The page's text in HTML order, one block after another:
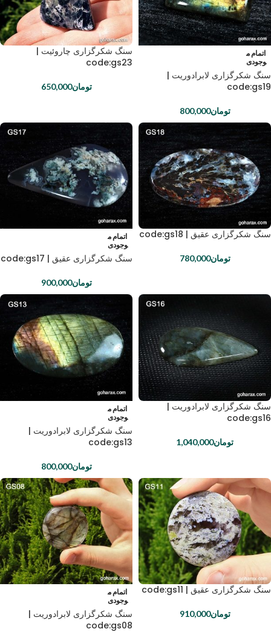
اتمام م
وجودی
سنگ شکرگزاری لابرادوریت |
code:gs19
تومان800,000
سنگ شکرگزاری چاروئیت |
code:gs23
تومان650,000
سنگ شکرگزاری عقیق | code:gs18
تومان780,000
اتمام م
وجودی
سنگ شکرگزاری عقیق | code:gs17
تومان900,000
سنگ شکرگزاری لابرادوریت |
code:gs16
تومان1,040,000
اتمام م
وجودی
سنگ شکرگزاری لابرادوریت |
code:gs13
تومان800,000
سنگ شکرگزاری عقیق | code:gs11
تومان910,000
اتمام م
وجودی
سنگ شکرگزاری لابرادوریت |
code:gs08